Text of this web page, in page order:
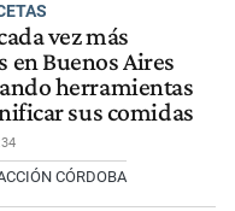
vez más
en Buenos Aires
herramientas
sus comidas
CÓRDOBA